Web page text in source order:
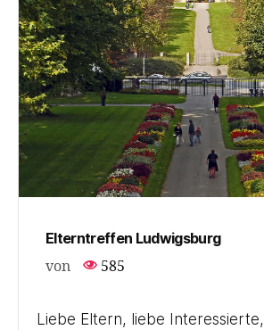
Elterntreffen Ludwigsburg
von
585
Liebe Eltern, liebe Interessierte,